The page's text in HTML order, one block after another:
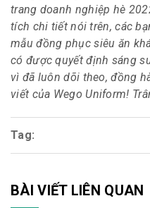
trang doanh nghiệp hè
tích chi tiết nói trên, các
mẫu đồng phục siêu ăn
có được quyết định sáng
vì đã luôn dõi theo, đồng
viết của Wego Uniform!
Tag:
BÀI VIẾT LIÊN QUAN